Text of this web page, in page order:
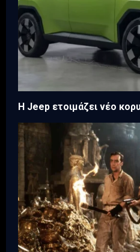
H Jeep ετοιμάζει νέο